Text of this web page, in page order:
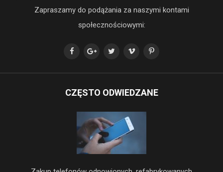
Zapraszamy do podążania za naszymi kontami
społecznościowymi:
CZĘSTO ODWIEDZANE